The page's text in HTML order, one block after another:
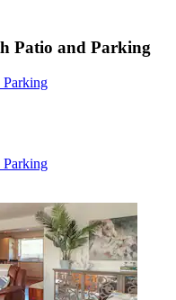
Patio and Parking
Parking
Parking